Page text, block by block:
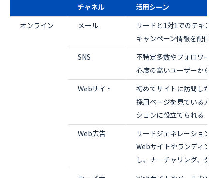
チャネル
活用シーン
オンライン
メール
リードと1対1でのテキス
キャンペーン情報を配信
SNS
不特定多数やフォロワー
心度の高いユーザーから
Webサイト
初めてサイトに訪問した
採用ページを見ている人
ションに役立てられる
Web広告
リードジェネレーション
Webサイトやランディン
し、ナーチャリング、ク